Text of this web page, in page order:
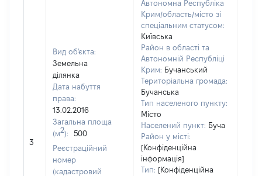
3
Вид об'єкта:
Земельна
ділянка
Дата набуття
права:
13.02.2016
Загальна площа
(м2):
500
Реєстраційний
номер
(кадастровий
Автономна Республіка
Крим/область/місто зі
спеціальним статусом:
Київська
Район в області та
Автономній Республіці
Крим: Бучанський
Територіальна громада:
Бучанська
Тип населеного пункту:
Місто
Населений пункт: Буча
Район у місті:
[Конфіденційна
інформація]
Тип: [Конфіденційна